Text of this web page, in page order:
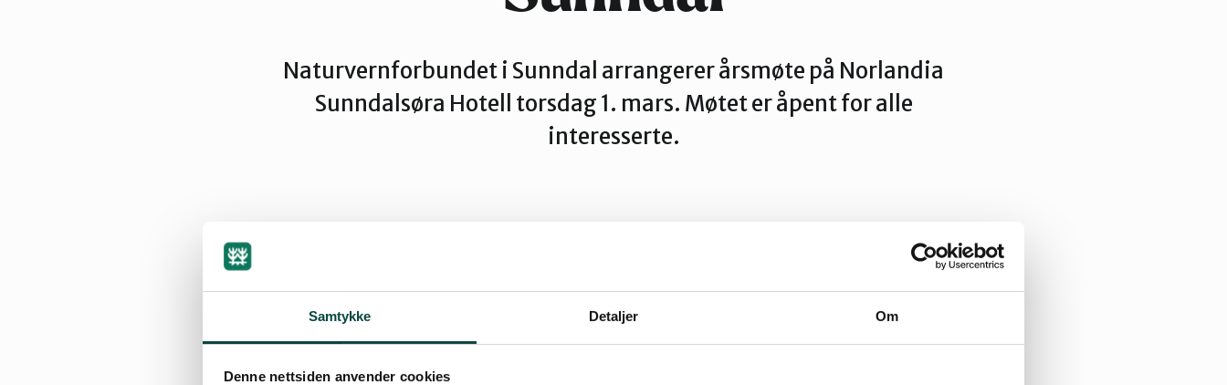
Samtykke Detaljer Om
Denne nettsiden anvender cookies
Naturvernforbundet i Sunndal arrangerer årsmøte på Norlandia
Sunndalsøra Hotell torsdag 1. mars. Møtet er åpent for alle
interesserte.